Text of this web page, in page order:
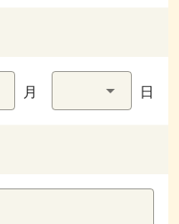
月 日